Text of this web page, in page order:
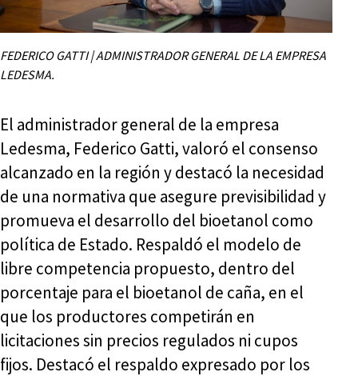
FEDERICO GATTI | ADMINISTRADOR GENERAL DE LA EMPRESA
LEDESMA.
El administrador general de la empresa
Ledesma, Federico Gatti, valoró el consenso
alcanzado en la región y destacó la necesidad
de una normativa que asegure previsibilidad y
promueva el desarrollo del bioetanol como
política de Estado. Respaldó el modelo de
libre competencia propuesto, dentro del
porcentaje para el bioetanol de caña, en el
que los productores competirán en
licitaciones sin precios regulados ni cupos
fijos. Destacó el respaldo expresado por los